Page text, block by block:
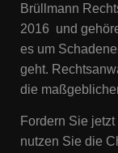
Brüllmann
2016 und
es um
geht.
die
Fordern Sie
nutzen Sie die